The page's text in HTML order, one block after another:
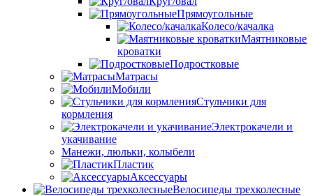
Прямоугольные
Колесо/качалка
Маятниковые
кроватки
Подростковые
Матрасы
Мобили
Стульчики для
кормления
Электрокачели и
укачивание
Манежи, люльки, колыбели
Пластик
Аксессуары
Велосипеды трехколесные